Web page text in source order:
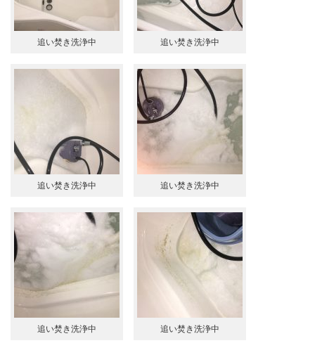
追い焚き洗浄中 追い焚き洗浄中
追い焚き洗浄中 追い焚き洗浄中
追い焚き洗浄中 追い焚き洗浄中